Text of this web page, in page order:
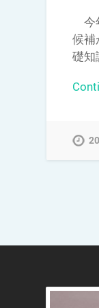
今
候
礎知